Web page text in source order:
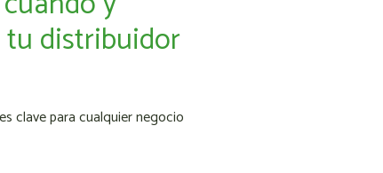
distribuidor
clave para cualquier negocio